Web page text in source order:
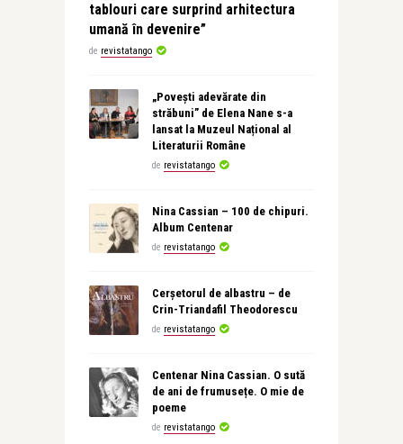
tablouri care surprind arhitectura
umană în devenire”
de revistatango
„Povești adevărate din
străbuni” de Elena Nane s-a
lansat la Muzeul Național al
Literaturii Române
de revistatango
Nina Cassian – 100 de chipuri.
Album Centenar
de revistatango
Cerșetorul de albastru – de
Crin-Triandafil Theodorescu
de revistatango
Centenar Nina Cassian. O sută
de ani de frumusețe. O mie de
poeme
de revistatango